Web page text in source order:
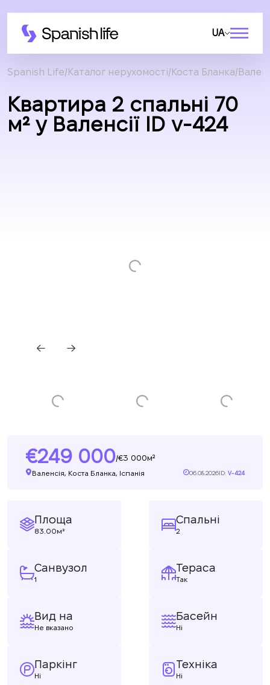
UA
Spanish Life Каталог нерухомості Коста Бланка
Квартира 2 спальні 70
м² у Валенсії ID v-424
249 000/ 3 000м²
Валенсія, Коста Бланка, Іспанія 06.08.2026ID: V-424
Площа
83.00м²
Спальні
2
Санвузол
1
Тераса
Так
Вид на
Не вказано
Басейн
Ні
Паркінг
Ні
Техніка
Ні